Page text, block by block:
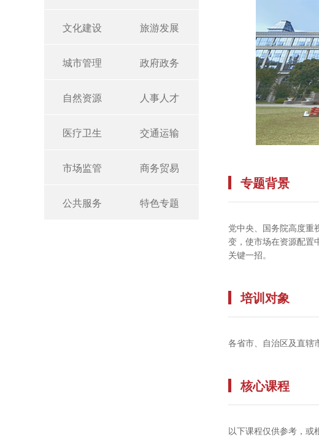
文化建设 旅游发展
城市管理 政府政务
自然资源 人事人才
医疗卫生 交通运输
市场监管 商务贸易
公共服务 特色专题
专题背景
党中央、国务院高度重
变，使市场在资源配置
关键一招。
培训对象
各省市、自治区及直辖
核心课程
以下课程仅供参考，或